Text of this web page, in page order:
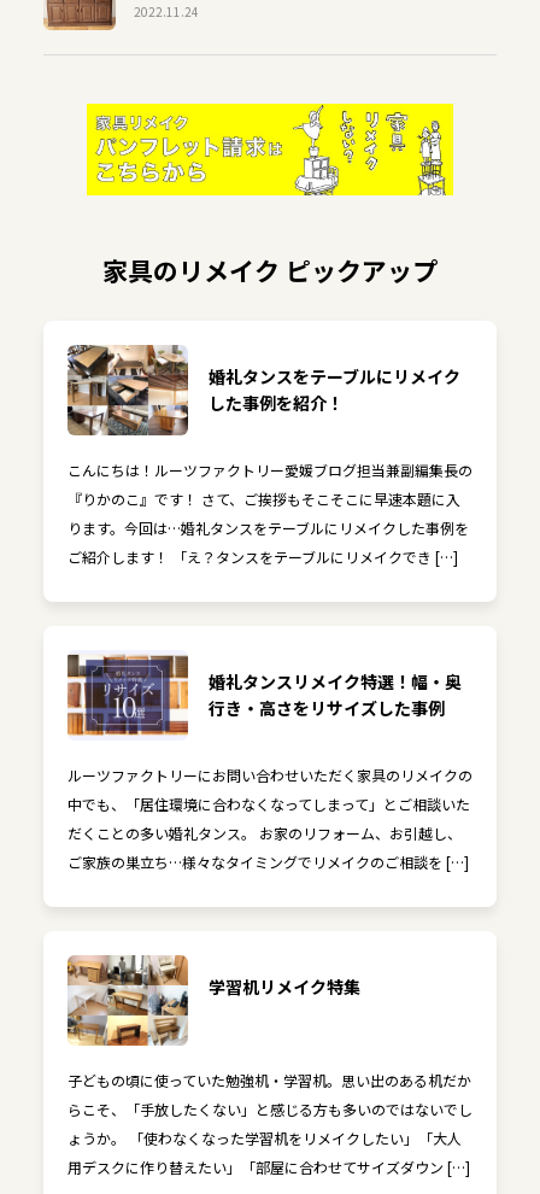
2022.11.24
家具のリメイク ピックアップ
婚礼タンスをテーブルにリメイク
した事例を紹介！
こんにちは！ルーツファクトリー愛媛ブログ担当兼副編集長の
『りかのこ』です！ さて、ご挨拶もそこそこに早速本題に入
ります。今回は…婚礼タンスをテーブルにリメイクした事例を
ご紹介します！ 「え？タンスをテーブルにリメイクでき […]
婚礼タンスリメイク特選！幅・奥
行き・高さをリサイズした事例
ルーツファクトリーにお問い合わせいただく家具のリメイクの
中でも、「居住環境に合わなくなってしまって」とご相談いた
だくことの多い婚礼タンス。 お家のリフォーム、お引越し、
ご家族の巣立ち…様々なタイミングでリメイクのご相談を […]
学習机リメイク特集
子どもの頃に使っていた勉強机・学習机。思い出のある机だか
らこそ、「手放したくない」と感じる方も多いのではないでし
ょうか。 「使わなくなった学習机をリメイクしたい」「大人
用デスクに作り替えたい」「部屋に合わせてサイズダウン […]